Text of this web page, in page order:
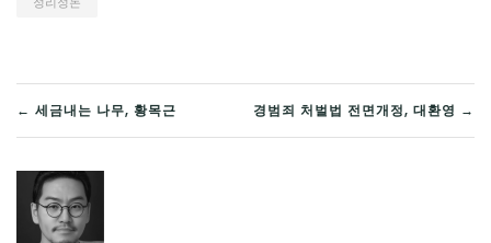
글
탐
색
← 세금내는 나무, 황목근 경범죄 처벌법 전면개정, 대환영 →